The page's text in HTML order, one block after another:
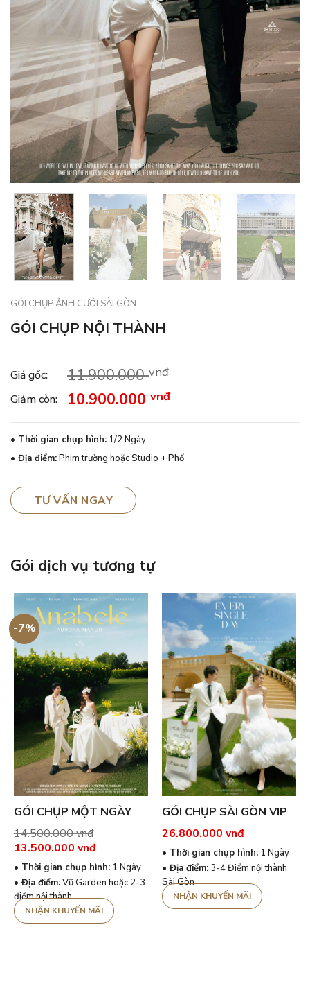
GÓI CHỤP ẢNH CƯỚI SÀI GÒN
GÓI CHỤP NỘI THÀNH
Giá gốc: 11.900.000vnđ
Giảm còn: 10.900.000 vnđ
• Thời gian chụp hình: 1/2 Ngày
• Địa điểm:Phim trường hoặc Studio + Phố
TƯ VẤN NGAY
Gói dịch vụ tương tự
-7%
GÓI CHỤP MỘT NGÀY
14.500.000vnđ
Giá
gốc
là:
14.500.000 vnđ.
13.500.000 vnđ
hiện
là:
13.500.000 vnđ.
• Thời gian chụp hình:1 Ngày
• Địa điểm:Vũ Garden hoặc 2-3
điểm nội thành
GÓI CHỤP SÀI GÒN VIP
26.800.000 vnđ
• Thời gian chụp hình:1 Ngày
• Địa điểm:3-4 Điểm nội thành
Sài Gòn